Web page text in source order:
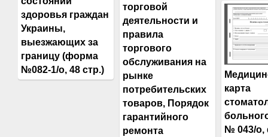
здоровья граждан
Украины,
выезжающих за
границу (форма
№082-1/о, 48 стр.)
торговой
деятельности и
правила
торгового
обслуживания на
рынке
потребительских
товаров, Порядок
гарантийного
ремонта
карта
№ 043/о,